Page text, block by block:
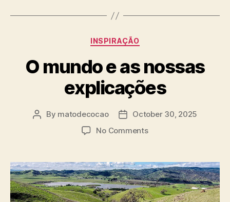
Categories
INSPIRAÇÃO
O mundo e as nossas
explicações
Post
By matodecocao
PostOctober 30, 2025
No Commentson
e
as
nossas
explicações